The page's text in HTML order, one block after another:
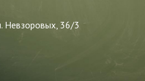
Невзоровых, 36/3